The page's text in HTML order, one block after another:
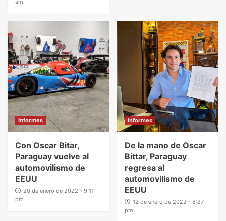
am
Informes
Con Oscar Bitar,
Paraguay vuelve al
automovilismo de
EEUU
20 de enero de 2022 - 9:11
pm
Informes
De la mano de Oscar
Bittar, Paraguay
regresa al
automovilismo de
EEUU
12 de enero de 2022 - 8:27
pm